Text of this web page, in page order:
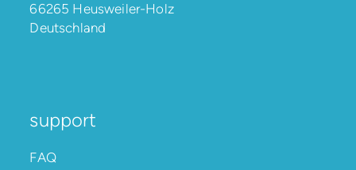
66265 Heusweiler-Holz
Deutschland
support
FAQ